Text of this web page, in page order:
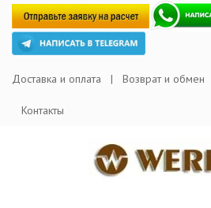
Доставка и оплата Возврат и обмен
Контакты